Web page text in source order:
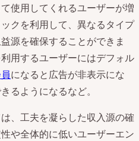
使用してくれるユーザーが増
クを利用して、異なるタイプ
源を確保することができま
用するユーザーにはデフォル
になると広告が非表示にな
るようになるなど。
、工夫を凝らした収入源の確
や全体的に低いユーザーエン